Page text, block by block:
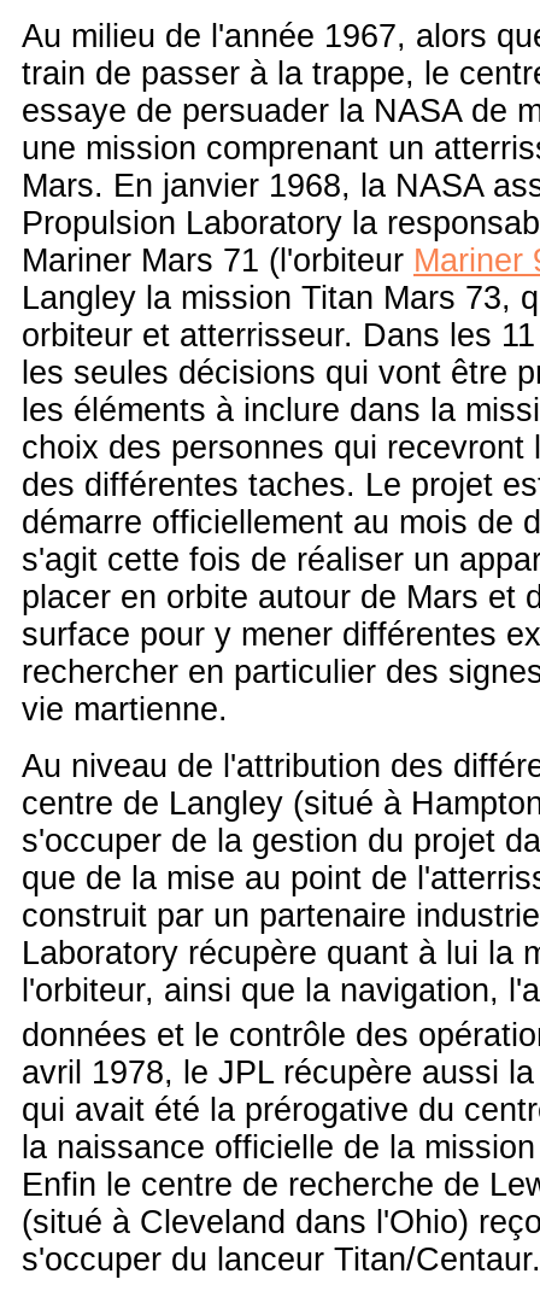
Au milieu de l'année 1967, alors
train de passer à la trappe, le
essaye de persuader la NASA de
une mission comprenant un
Mars. En janvier 1968, la NASA
Propulsion Laboratory la
Mariner Mars 71 (l'orbiteur Mariner
Langley la mission Titan Mars 73,
orbiteur et atterrisseur. Dans les
les seules décisions qui vont être
les éléments à inclure dans la
choix des personnes qui recevront
des différentes taches. Le projet
démarre officiellement au mois de
s'agit cette fois de réaliser un
placer en orbite autour de Mars et
surface pour y mener différentes
rechercher en particulier des
vie martienne.
Au niveau de l'attribution des
centre de Langley (situé à
s'occuper de la gestion du projet
que de la mise au point de
construit par un partenaire
Laboratory récupère quant à lui la
l'orbiteur, ainsi que la navigation,
données et le contrôle des
avril 1978, le JPL récupère aussi
qui avait été la prérogative du
la naissance officielle de la
Enfin le centre de recherche de
(situé à Cleveland dans l'Ohio)
s'occuper du lanceur Titan/